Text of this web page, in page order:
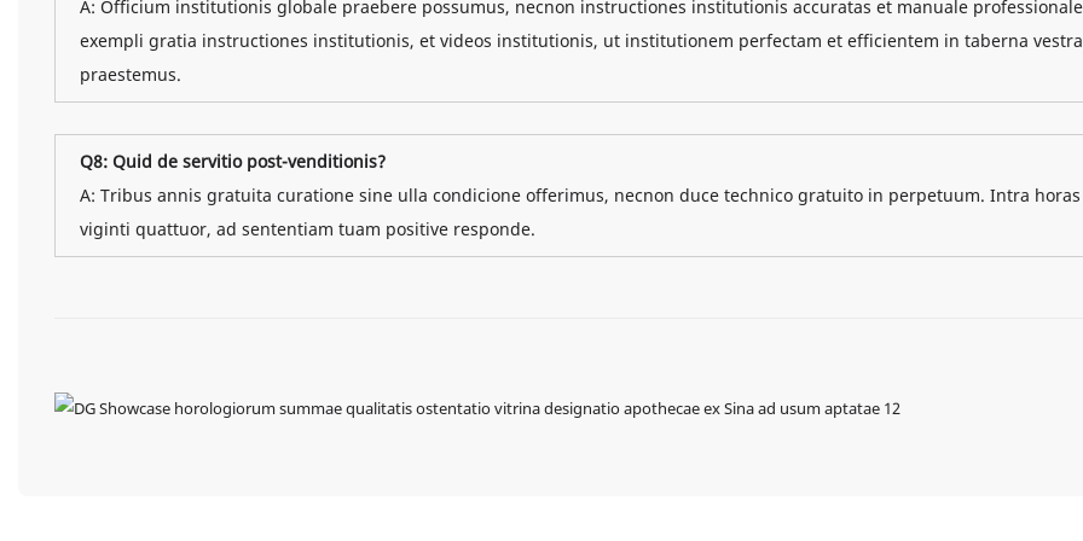
A: Officium institutionis globale praebere possumus, necnon instructiones institutionis accuratas et manuale
exempli gratia instructiones institutionis, et videos institutionis, ut institutionem perfectam et efficientem in taberna vestra
praestemus.
Q8: Quid de servitio post-venditionis?
A: Tribus annis gratuita curatione sine ulla condicione offerimus, necnon duce technico gratuito in perpetuum. Intra horas
viginti quattuor, ad sententiam tuam positive responde.